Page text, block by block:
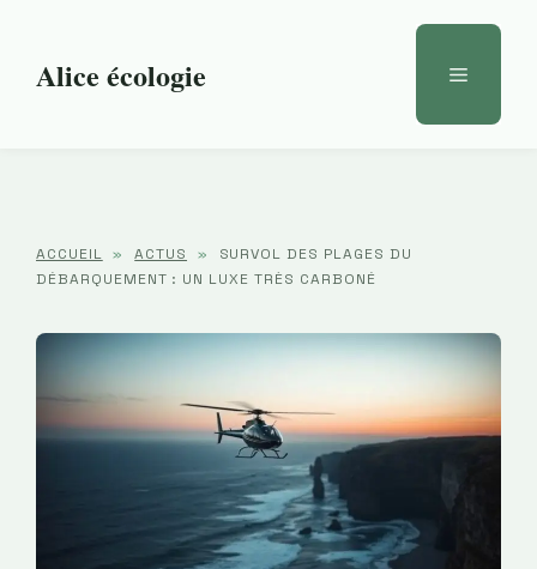
contenuAlice écologie Menu
ACCUEIL » ACTUS »
SURVOL DES PLAGES DU
DÉBARQUEMENT : UN LUXE TRÈS CARBONÉ